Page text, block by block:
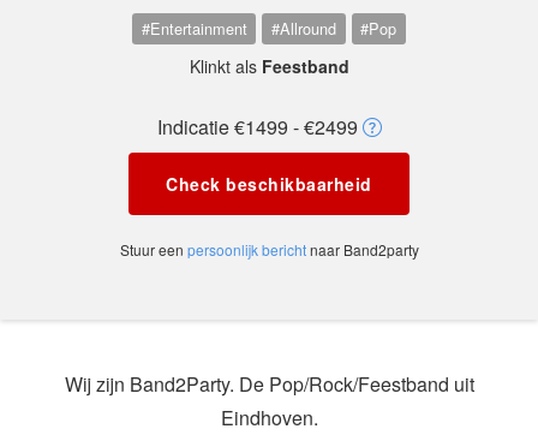
#Entertainment #Allround #Pop
Klinkt als Feestband
Indicatie €1499 - €2499
Check beschikbaarheid
Stuur een persoonlijk berichtnaar Band2party
Wij zijn Band2Party. De Pop/Rock/Feestband uit
Eindhoven.